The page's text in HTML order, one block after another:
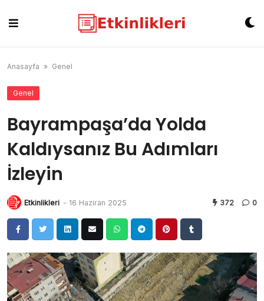
content
Anasayfa » Genel
Genel
Bayrampaşa’da Yolda
Kaldıysanız Bu Adımları
İzleyin
Etkinlikleri - 16 Haziran 2025 372 0